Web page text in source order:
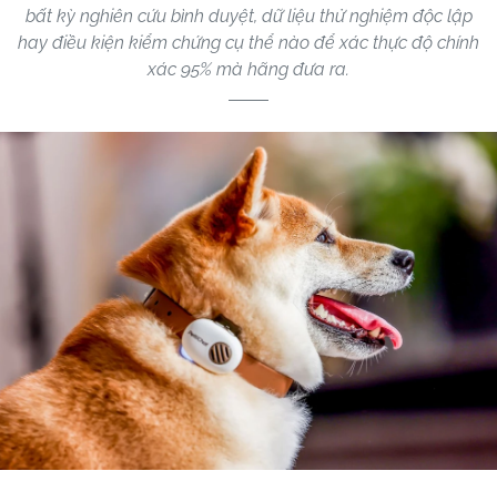
bất kỳ nghiên cứu bình duyệt, dữ liệu thử nghiệm độc lập
hay điều kiện kiểm chứng cụ thể nào để xác thực độ chính
xác 95% mà hãng đưa ra.